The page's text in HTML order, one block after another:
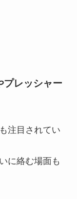
プレッシャー
注目されてい
に絡む場面も